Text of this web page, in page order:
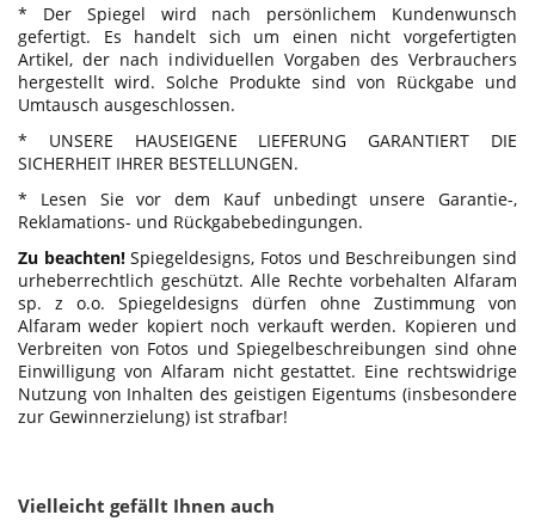
* Der Spiegel wird nach persönlichem Kundenwunsch
gefertigt. Es handelt sich um einen nicht vorgefertigten
Artikel, der nach individuellen Vorgaben des Verbrauchers
hergestellt wird. Solche Produkte sind von Rückgabe und
Umtausch ausgeschlossen.
* UNSERE HAUSEIGENE LIEFERUNG GARANTIERT DIE
SICHERHEIT IHRER BESTELLUNGEN.
* Lesen Sie vor dem Kauf unbedingt unsere Garantie-,
Reklamations- und Rückgabebedingungen.
Zu beachten!Spiegeldesigns, Fotos und Beschreibungen sind
urheberrechtlich geschützt. Alle Rechte vorbehalten Alfaram
sp. z o.o. Spiegeldesigns dürfen ohne Zustimmung von
Alfaram weder kopiert noch verkauft werden. Kopieren und
Verbreiten von Fotos und Spiegelbeschreibungen sind ohne
Einwilligung von Alfaram nicht gestattet. Eine rechtswidrige
Nutzung von Inhalten des geistigen Eigentums (insbesondere
zur Gewinnerzielung) ist strafbar!
Vielleicht gefällt Ihnen auch